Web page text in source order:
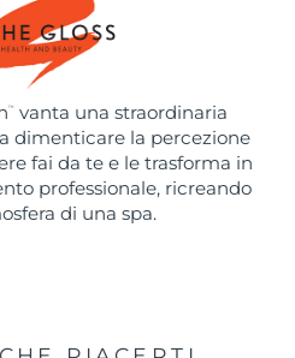
™
vanta una straordinaria
dimenticare la percezione
fai da te e le trasforma in
professionale, ricreando
di una spa.